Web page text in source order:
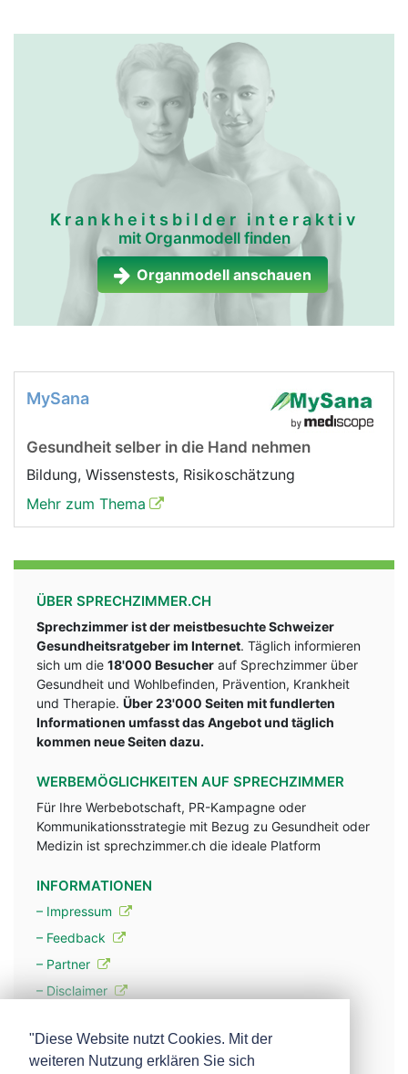
Krankheitsbilder interaktiv
mit Organmodell finden
Organmodell anschauen
MySana
Gesundheit selber in die Hand nehmen
Bildung, Wissenstests, Risikoschätzung
Mehr zum Thema
ÜBER SPRECHZIMMER.CH
Sprechzimmer ist der meistbesuchte Schweizer
Gesundheitsratgeber im Internet. Täglich informieren
sich um die 18'000 Besucher auf Sprechzimmer über
Gesundheit und Wohlbefinden, Prävention, Krankheit
und Therapie. Über 23'000 Seiten mit fundlerten
Informationen umfasst das Angebot und täglich
kommen neue Seiten dazu.
WERBEMÖGLICHKEITEN AUF SPRECHZIMMER
Für Ihre Werbebotschaft, PR-Kampagne oder
Kommunikationsstrategie mit Bezug zu Gesundheit oder
Medizin ist sprechzimmer.ch die ideale Platform
INFORMATIONEN
– Impressum
– Feedback
– Partner
– Disclaimer
– Werbung
"Diese Website nutzt Cookies. Mit der
weiteren Nutzung erklären Sie sich